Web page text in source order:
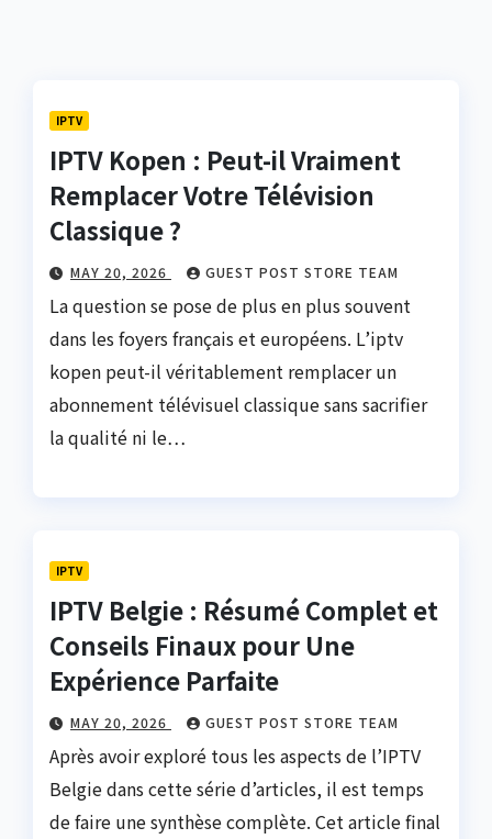
IPTV
IPTV Kopen : Peut-il Vraiment
Remplacer Votre Télévision
Classique ?
MAY 20, 2026 GUEST POST STORE TEAM
La question se pose de plus en plus souvent
dans les foyers français et européens. L’iptv
kopen peut-il véritablement remplacer un
abonnement télévisuel classique sans sacrifier
la qualité ni le…
IPTV
IPTV Belgie : Résumé Complet et
Conseils Finaux pour Une
Expérience Parfaite
MAY 20, 2026 GUEST POST STORE TEAM
Après avoir exploré tous les aspects de l’IPTV
Belgie dans cette série d’articles, il est temps
de faire une synthèse complète. Cet article final